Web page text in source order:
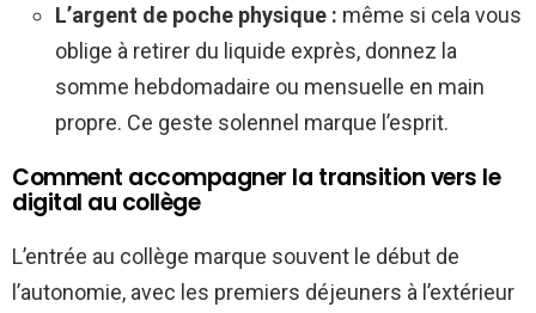
L’argent de poche physique : même si cela vous
oblige à retirer du liquide exprès, donnez la
somme hebdomadaire ou mensuelle en main
propre. Ce geste solennel marque l’esprit.
Comment accompagner la transition vers le
digital au collège
L’entrée au collège marque souvent le début de
l’autonomie, avec les premiers déjeuners à l’extérieur